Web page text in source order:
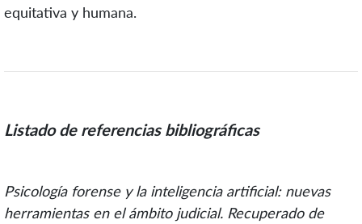
equitativa y humana.
Listado de referencias bibliográficas
Psicología forense y la inteligencia artificial: nuevas
herramientas en el ámbito judicial. Recuperado de